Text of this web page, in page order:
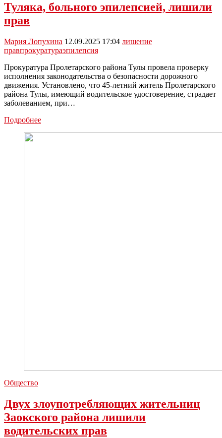
Туляка, больного эпилепсией, лишили
прав
Мария Лопухина 12.09.2025 17:04 лишение
правпрокуратураэпилепсия
Прокуратура Пролетарского района Тулы провела проверку
исполнения законодательства о безопасности дорожного
движения. Установлено, что 45-летний житель Пролетарского
района Тулы, имеющий водительское удостоверение, страдает
заболеванием, при…
ПодробнееТуляка,
Общество
Двух злоупотребляющих жительниц
Заокского района лишили
водительских прав